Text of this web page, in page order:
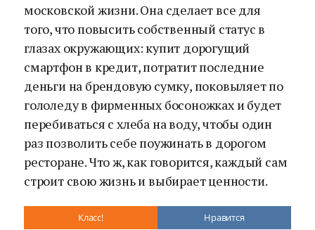
московской жизни. Она сделает все для
того, что повысить собственный статус в
глазах окружающих: купит дорогущий
смартфон в кредит, потратит последние
деньги на брендовую сумку, поковыляет по
гололеду в фирменных босоножках и будет
перебиваться с хлеба на воду, чтобы один
раз позволить себе поужинать в дорогом
ресторане. Что ж, как говорится, каждый сам
строит свою жизнь и выбирает ценности.
Класс! Нравится